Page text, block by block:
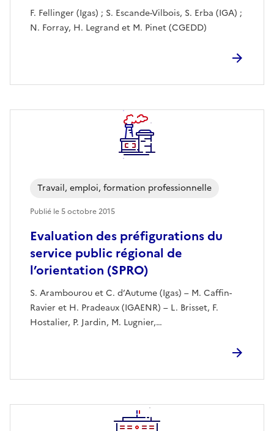
F. Fellinger (Igas) ; S. Escande-Vilbois, S. Erba (IGA) ;
N. Forray, H. Legrand et M. Pinet (CGEDD)
Evaluation des préfigurations du
service public régional de
l’orientation (SPRO)
S. Arambourou et C. d’Autume (Igas) – M. Caffin-
Ravier et H. Pradeaux (IGAENR) – L. Brisset, F.
Hostalier, P. Jardin, M. Lugnier,…
Travail, emploi, formation professionnelle
Publié le5 octobre 2015